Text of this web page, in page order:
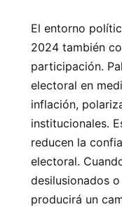
El entorno
2024 también
participación.
electoral en
inflación,
institucionales.
reducen la
electoral.
desilusionados
producirá un